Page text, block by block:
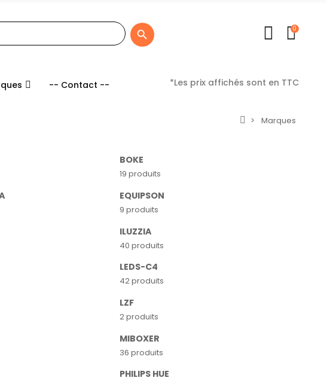

0
-- Contact -- *Les prix affichés sont en TTC
Marques
BOKE
19 produits
EQUIPSON
9 produits
ILUZZIA
40 produits
LEDS-C4
42 produits
LZF
2 produits
MIBOXER
36 produits
PHILIPS HUE